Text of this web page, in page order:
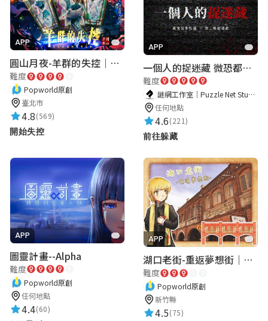
APP
圓山月夜-羊群的失控｜圓山飯店 ARG實境解謎遊戲
難度
Popworld原創
臺北市
4.8(569)
開始失控
APP
一個人的捉迷藏 微恐都市傳說
難度
謎網工作室｜Puzzle Net Studio
任何地點
4.6(221)
前往躲藏
APP
圖靈計畫--Alpha
難度
Popworld原創
任何地點
4.4(60)
APP
湖口老街-重返夢想街｜新竹老街城市解謎
難度
Popworld原創
新竹縣
4.5(75)